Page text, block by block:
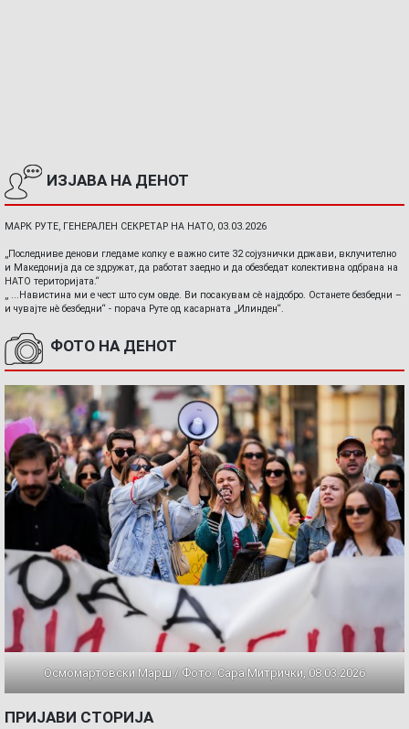
ИЗЈАВА НА ДЕНОТ
МАРК РУТЕ, ГЕНЕРАЛЕН СЕКРЕТАР НА НАТО, 03.03.2026
„Последниве денови гледаме колку е важно сите 32 сојузнички држави, вклучително
и Македонија да се здружат, да работат заедно и да обезбедат колективна одбрана на
НАТО територијата.“
„ ...Навистина ми е чест што сум овде. Ви посакувам сè најдобро. Останете безбедни –
и чувајте нè безбедни“ - порача Руте од касарната „Илинден“.
ФОТО НА ДЕНОТ
Осмомартовски Марш / Фото: Сара Митрички, 08.03.2026
ПРИЈАВИ СТОРИЈА